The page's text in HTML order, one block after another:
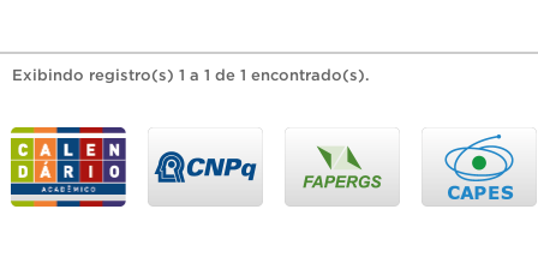
Exibindo registro(s) 1 a 1 de 1 encontrado(s).